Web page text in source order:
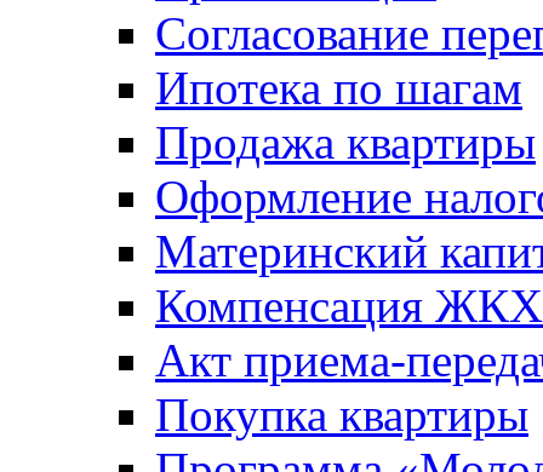
Согласование
Ипотека по шагам
Продажа квартиры
Оформление
Материнский
Компенсация ЖКХ
Акт приема-
Покупка квартиры